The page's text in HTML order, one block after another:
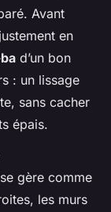
Avant
en
d’un bon
: un lissage
sans cacher
épais.
gère comme
les murs